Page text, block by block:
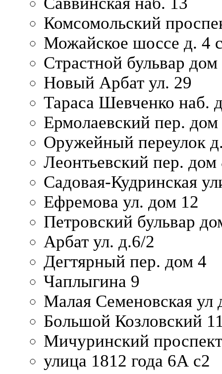
Комсомольский
Можайское шоссе д. 4
Страстной бульвар дом
Новый Арбат ул. 29
Тараса Шевченко наб.
Ермолаевский пер. дом
Оружейный переулок
Леонтьевский пер. дом
Садовая-Кудринская
Ефремова ул. дом 12
Петровский бульвар
Арбат ул. д.6/2
Дегтярный пер. дом 4
Чаплыгина 9
Малая Семеновская ул
Большой Козловский
Мичуринский
улица 1812 года 6А с2